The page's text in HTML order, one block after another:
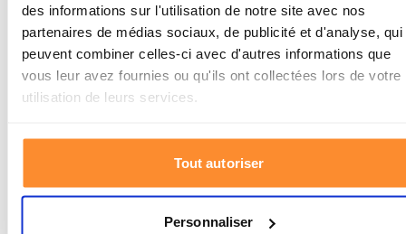
des informations sur l'utilisation de notre site avec nos
partenaires de médias sociaux, de publicité et d'analyse, qui
peuvent combiner celles-ci avec d'autres informations que
vous leur avez fournies ou qu'ils ont collectées lors de votre
utilisation de leurs services.
Tout autoriser
Personnaliser
23 cm
de l'oxygène